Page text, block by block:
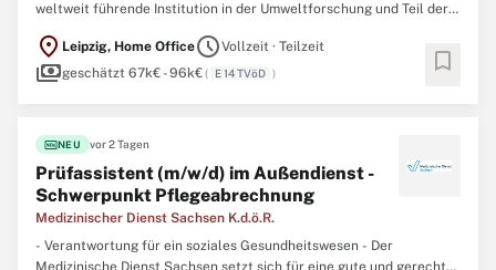
weltweit führende Institution in der Umweltforschung und Teil der
Deutschlands. Mit rund 1.200 Mitarbeitenden in Leipzig, Halle und
Magdeburg forschen wir seit 1991 mit einem transdisziplinären ...
location_on Leipzig, Home OfficescheduleVollzeit · Teilzeit
paymentsgeschätzt 67k€ - 96k€( E 14 TVöD ) bookmark
fiber_newNEU vor 2 Tagen
Prüfassistent (m/w/d) im Außendienst -
Schwerpunkt Pflegeabrechnung
Medizinischer Dienst Sachsen K.d.ö.R.
- Verantwortung für ein soziales Gesundheitswesen - Der
Medizinische Dienst Sachsen setzt sich für eine gute und gerechte